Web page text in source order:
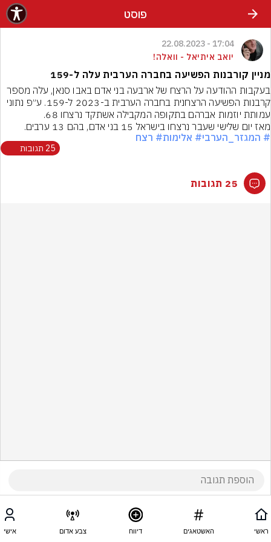
פוסט
17:04 - 22.08.2023
יואב איתיאל - וואלה!
מניין קורבנות הפשיעה בחברה הערבית עלה ל-159
בעקבות ההודעה על הרצח של ארבעה בני אדם באבו סנאן, עלה מספר
עמותת יוזמות אברהם בתקופה המקבילה אשתקד נרצחו 68.
מאז יום שלישי שעבר נרצחו בישראל 15 בני אדם, בהם 13 ערבים.
# המגזר_הערבי# אלימות# רצח
25 תגובות
25 תגובות
ראשי האשטאגים דיווח צבע אדום אישי